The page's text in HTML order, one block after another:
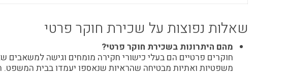
שאלות נפוצות על שכירת חוקר פרטי
מהם היתרונות בשכירת חוקר פרטי?
חוקרים פרטיים הם בעלי כישורי חקירה מומחים וגישה למשאבים
משפטיות ואתיות מבטיחה שהראיות שנאספו יעמדו בבית המשפט.